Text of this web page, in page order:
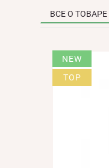
ВСЕ О ТОВАРЕ
NEW
TOP